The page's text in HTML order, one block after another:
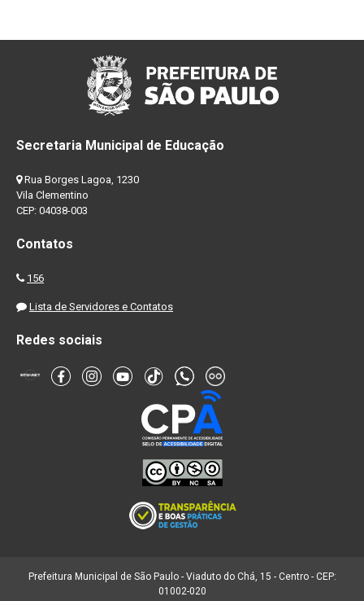
Secretaria Municipal de Educação
Rua Borges Lagoa, 1230
Vila Clementino
CEP: 04038-003
Contatos
156
Lista de Servidores e Contatos
Redes sociais
Prefeitura Municipal de São Paulo - Viaduto do Chá, 15 - Centro - CEP:
01002-020